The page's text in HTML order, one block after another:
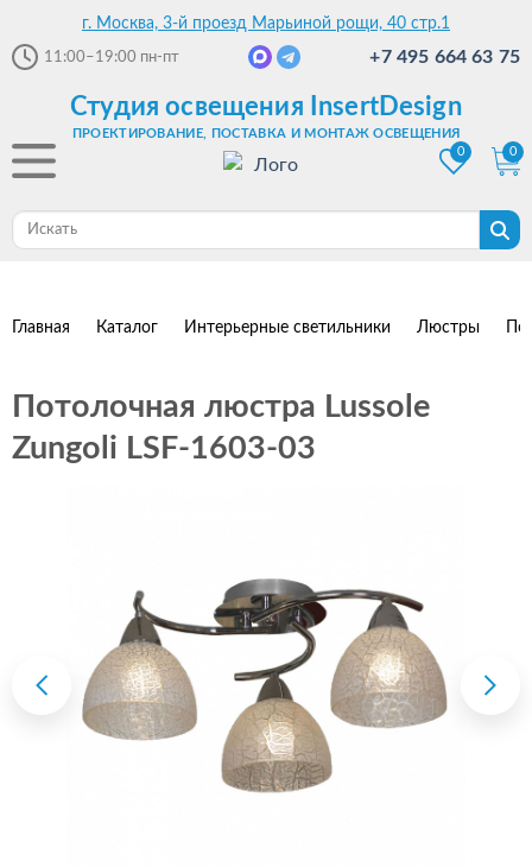
г. Москва, 3-й проезд Марьиной рощи, 40 стр.1
11:00–19:00 пн-пт +7 495 664 63 75
Студия освещения InsertDesign
ПРОЕКТИРОВАНИЕ, ПОСТАВКА И МОНТАЖ ОСВЕЩЕНИЯ
0
0
Главная Каталог Интерьерные светильники Люстры
Потолочная люстра Lussole
Zungoli LSF-1603-03